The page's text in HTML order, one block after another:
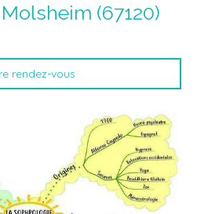
(67120)
rendez-vous